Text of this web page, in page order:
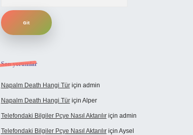
Son yorumlar
Napalm Death Hangi Türiçin admin
Napalm Death Hangi Türiçin Alper
Telefondaki Bilgiler Pcye Nasıl Aktarılıriçin admin
Telefondaki Bilgiler Pcye Nasıl Aktarılıriçin Aysel